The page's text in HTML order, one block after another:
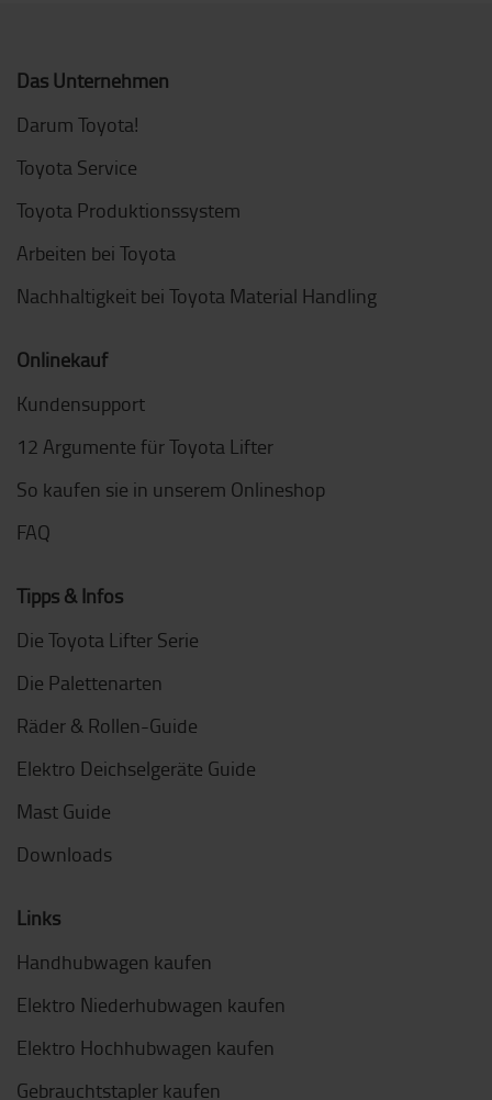
Das Unternehmen
Darum Toyota!
Toyota Service
Toyota Produktionssystem
Arbeiten bei Toyota
Nachhaltigkeit bei Toyota Material Handling
Onlinekauf
Kundensupport
12 Argumente für Toyota Lifter
So kaufen sie in unserem Onlineshop
FAQ
Tipps & Infos
Die Toyota Lifter Serie
Die Palettenarten
Räder & Rollen-Guide
Elektro Deichselgeräte Guide
Mast Guide
Downloads
Links
Handhubwagen kaufen
Elektro Niederhubwagen kaufen
Elektro Hochhubwagen kaufen
Gebrauchtstapler kaufen